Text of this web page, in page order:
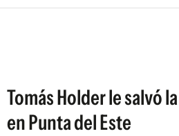
ARGENTINA
Tomás Holder le salvó
en Punta del Este